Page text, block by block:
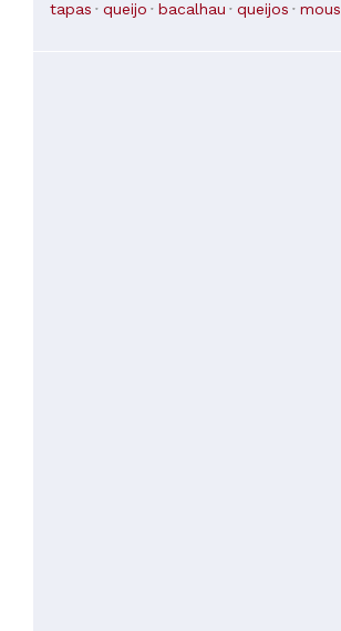
tapas queijo bacalhau queijos